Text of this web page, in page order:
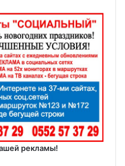
рекламы!